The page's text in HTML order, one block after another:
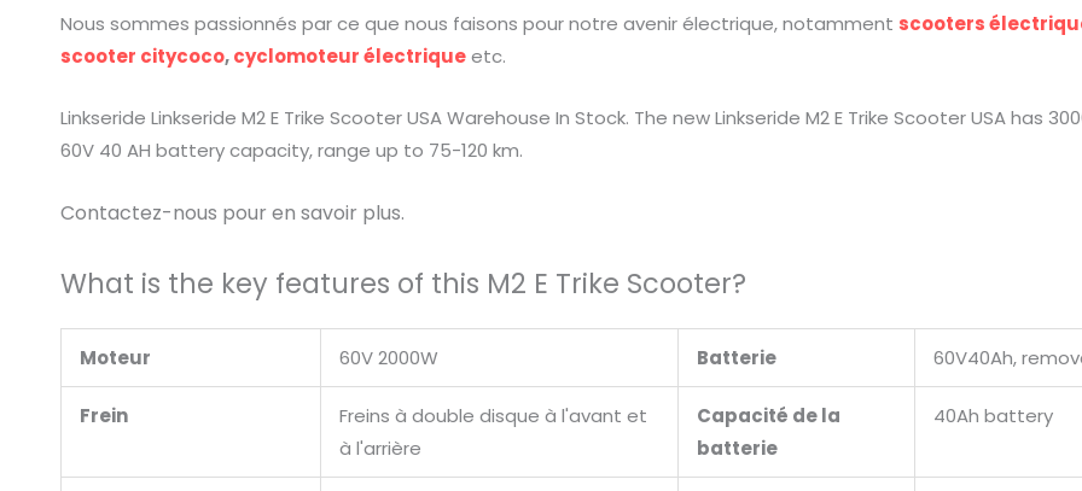
Nous sommes passionnés par ce que nous faisons pour notre avenir électrique, notamment scooters
scooter citycoco,cyclomoteur électriqueetc.
Linkseride Linkseride M2 E Trike Scooter USA Warehouse In Stock. The new Linkseride M2 E Trike Scooter USA has
60V 40 AH battery capacity, range up to 75-120 km.
Contactez-nous pour en savoir plus.
What is the key features of this M2 E Trike Scooter?
Moteur 60V 2000W Batterie 60V40Ah,
Frein
Freins à double disque à l'avant et
à l'arrière
Capacité de la
batterie
40Ah battery